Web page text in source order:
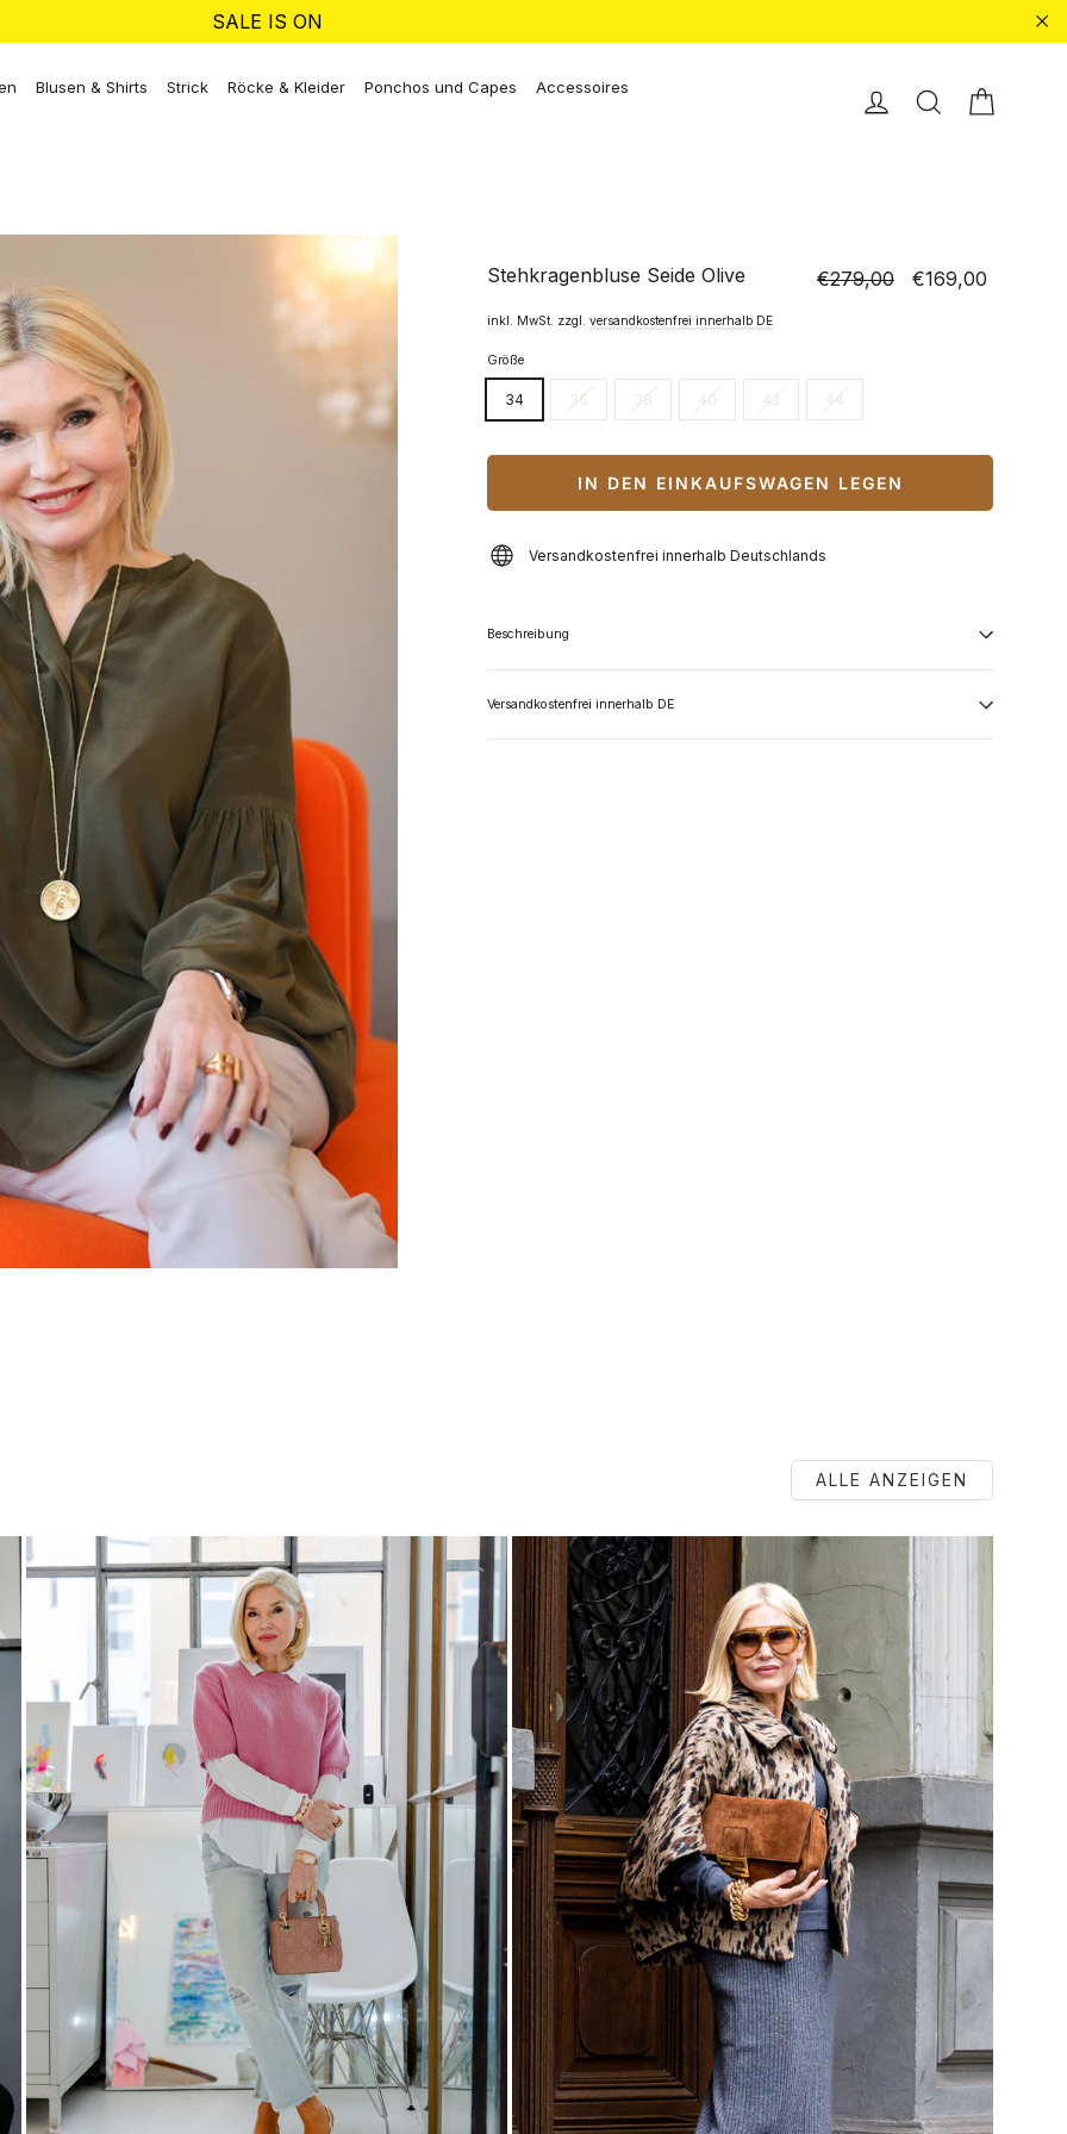
SALE IS ON
Blusen & Shirts Strick Röcke & Kleider Ponchos und Capes Accessoires EinloggenSuche
Stehkragenbluse Seide Olive
Normaler
€279,00
Sonderpreis €169,00
inkl. MwSt. zzgl. versandkostenfrei innerhalb DE
Größe
34 36 38 40 42 44
IN DEN EINKAUFSWAGEN LEGEN
Versandkostenfrei innerhalb Deutschlands
Beschreibung
Versandkostenfrei innerhalb DE
ALLE ANZEIGEN